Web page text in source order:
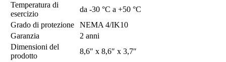
Temperatura di
esercizio
da -30 °C a +50 °C
Grado di protezione
NEMA 4/IK10
Garanzia
2 anni
Dimensioni del
prodotto
8,6″ x 8,6″ x 3,7″